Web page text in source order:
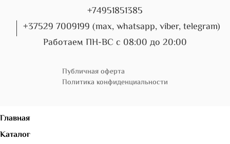
+74951851385
+37529 7009199 (max, whatsapp, viber, telegram)
Работаем ПН-ВС с 08:00 до 20:00
Публичная оферта
Политика конфиденциальности
Главная
Каталог